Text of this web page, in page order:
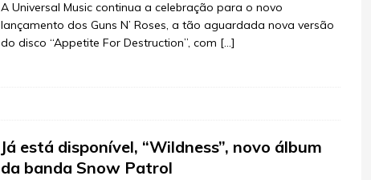
A Universal Music continua a celebração para o novo
lançamento dos Guns N’ Roses, a tão aguardada nova versão
do disco “Appetite For Destruction”, com […]
Já está disponível, “Wildness”, novo álbum
da banda Snow Patrol